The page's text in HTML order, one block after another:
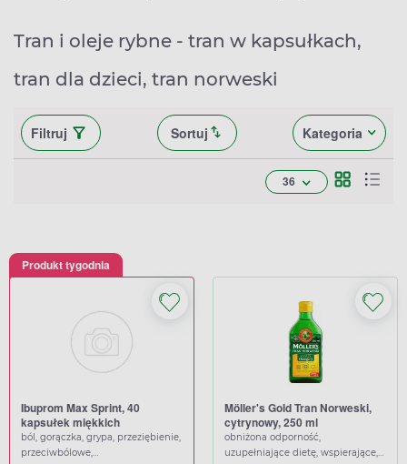
Tran i oleje rybne - tran w kapsułkach,
tran dla dzieci, tran norweski
Filtruj Sortuj Kategoria
36
Produkt tygodnia
Ibuprom Max Sprint, 40
kapsułek miękkich
ból, gorączka, grypa, przeziębienie,
przeciwbólowe,
Möller's Gold Tran Norweski,
cytrynowy, 250 ml
obniżona odporność,
uzupełniające dietę, wspierające,